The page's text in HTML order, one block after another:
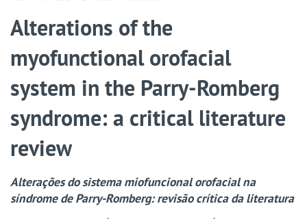
Alterations of the
myofunctional orofacial
system in the Parry-Romberg
syndrome: a critical literature
review
Alterações do sistema miofuncional orofacial na
síndrome de Parry-Romberg: revisão crítica da literatura